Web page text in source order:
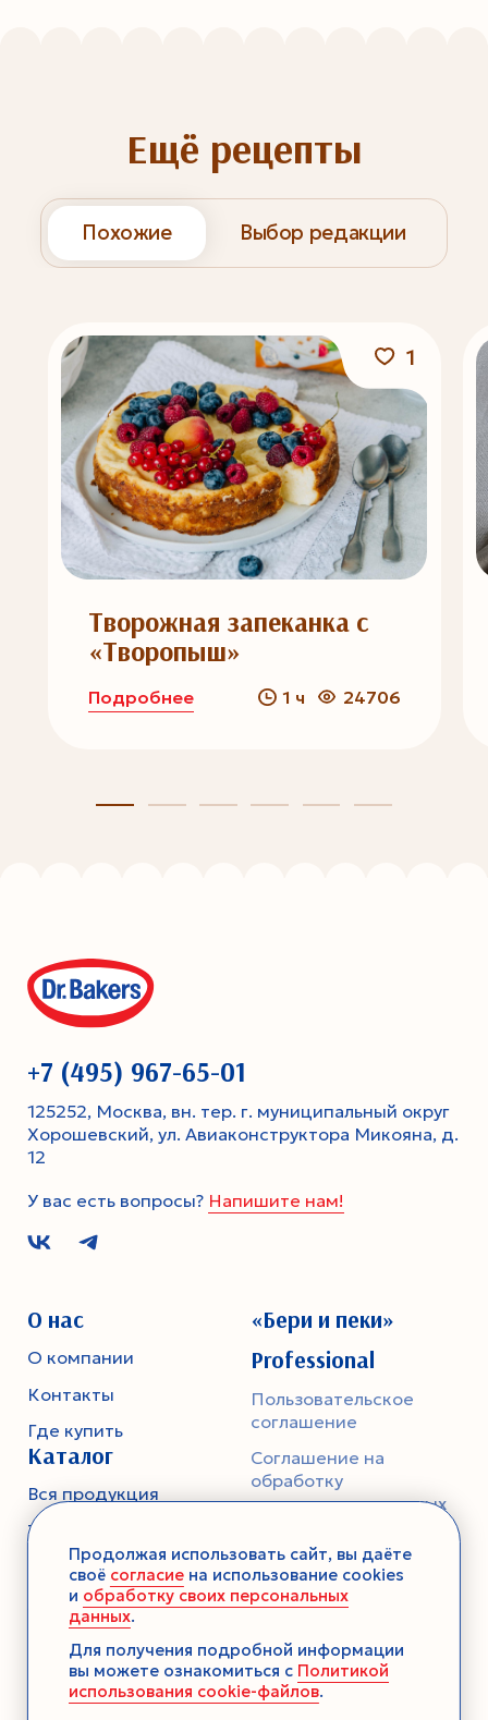
Ещё рецепты
Похожие Выбор редакции
1
Творожная запеканка с
«Творопыш»
Подробнее 1 ч 24706
+7 (495) 967-65-01
125252, Москва, вн. тер. г. муниципальный округ
Хорошевский, ул. Авиаконструктора Микояна, д.
12
У вас есть вопросы? Напишите нам!
О нас
О компании
Контакты
Где купить
Каталог
Вся продукция
Тесто
Смеси-помощники
Ароматика
Десерты без выпечки
Консервация
«Бери и пеки»
Professional
Пользовательское
соглашение
Соглашение на
обработку
персональных данных
конфиденциальности
Продолжая использовать сайт, вы даёте
своё согласие на использование cookies
и обработку своих персональных
данных.
Для получения подробной информации
вы можете ознакомиться с Политикой
использования cookie-файлов.